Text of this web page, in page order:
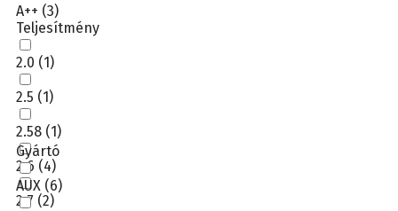
A++ (3)
Teljesítmény
2.0 (1)
2.5 (1)
2.58 (1)
2.6 (4)
2.7 (2)
Gyártó
AUX (6)